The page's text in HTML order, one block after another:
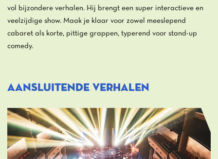
vol bijzondere verhalen. Hij brengt een super interactieve en
veelzijdige show. Maak je klaar voor zowel meeslepend
cabaret als korte, pittige grappen, typerend voor stand-up
comedy.
Aansluitende verhalen